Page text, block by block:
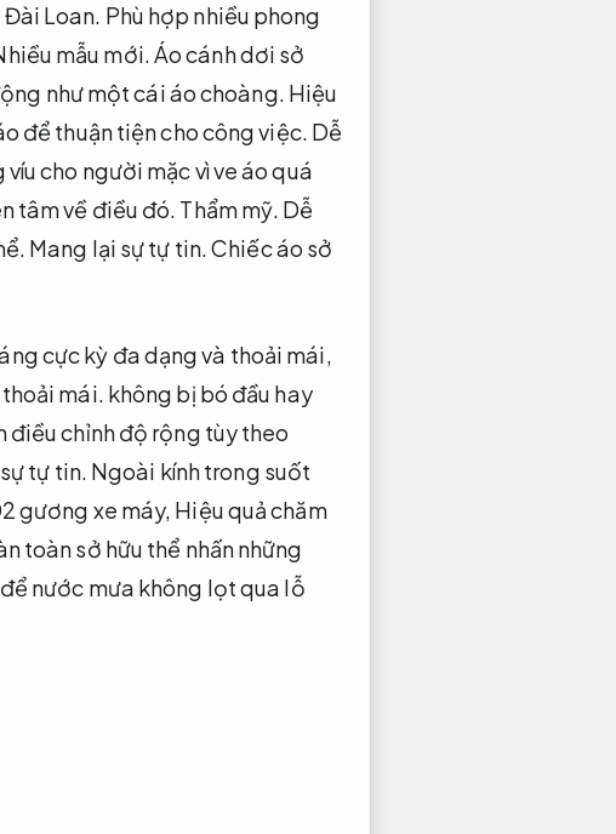
Đài Loan. Phù hợp nhiều phong
mẫu mới.Áo cánh dơi sở
như một cái áo choàng. Hiệu
để thuận tiện cho công việc. Dễ
cho người mặc vì ve áo quá
tâm về điều đó. Thẩm mỹ. Dễ
Mang lại sự tự tin.Chiếc áo sở
cực kỳ đa dạng và thoải mái,
mái. không bị bó đầu hay
điều chỉnh độ rộng tùy theo
tự tin. Ngoài kính trong suốt
gương xe máy, Hiệu quả chăm
toàn sở hữu thể nhấn những
nước mưa không lọt qua lỗ